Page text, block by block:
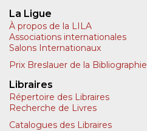
La Ligue
À propos de la LILA
Associations internationales
Salons Internationaux
Prix Breslauer de la Bibliographie
Libraires
Répertoire des Libraires
Recherche de Livres
Catalogues des Libraires